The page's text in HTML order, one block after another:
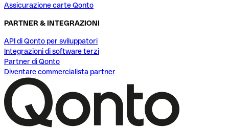
Assicurazione carte Qonto
PARTNER & INTEGRAZIONI
API di Qonto per sviluppatori
Integrazioni di software terzi
Partner di Qonto
Diventare commercialista partner